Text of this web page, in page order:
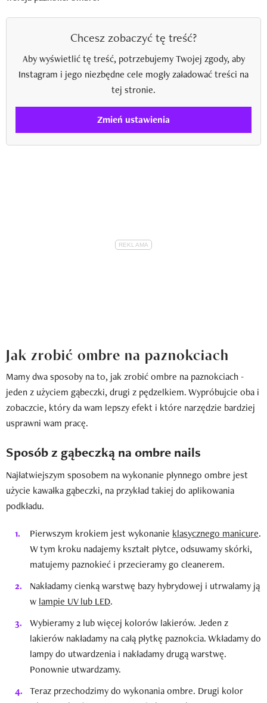
Chcesz zobaczyć tę treść?
Aby wyświetlić tę treść, potrzebujemy Twojej zgody, aby
Instagram i jego niezbędne cele mogły załadować treści na
tej stronie.
Zmień ustawienia
Jak zrobić ombre na paznokciach
Mamy dwa sposoby na to, jak zrobić ombre na paznokciach -
jeden z użyciem gąbeczki, drugi z pędzelkiem. Wypróbujcie oba i
zobaczcie, który da wam lepszy efekt i które narzędzie bardziej
usprawni wam pracę.
Sposób z gąbeczką na ombre nails
Najłatwiejszym sposobem na wykonanie płynnego ombre jest
użycie kawałka gąbeczki, na przykład takiej do aplikowania
podkładu.
Pierwszym krokiem jest wykonanie klasycznego manicure.
W tym kroku nadajemy kształt płytce, odsuwamy skórki,
matujemy paznokieć i przecieramy go cleanerem.
Nakładamy cienką warstwę bazy hybrydowej i utrwalamy ją
w lampie UV lub LED.
Wybieramy 2 lub więcej kolorów lakierów. Jeden z
lakierów nakładamy na całą płytkę paznokcia. Wkładamy do
lampy do utwardzenia i nakładamy drugą warstwę.
Ponownie utwardzamy.
Teraz przechodzimy do wykonania ombre. Drugi kolor